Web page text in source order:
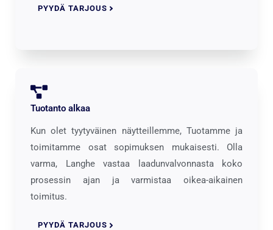
PYYDÄ TARJOUS
Tuotanto alkaa
Kun olet tyytyväinen näytteillemme, Tuotamme ja
toimitamme osat sopimuksen mukaisesti. Olla
varma, Langhe vastaa laadunvalvonnasta koko
prosessin ajan ja varmistaa oikea-aikainen
toimitus.
PYYDÄ TARJOUS